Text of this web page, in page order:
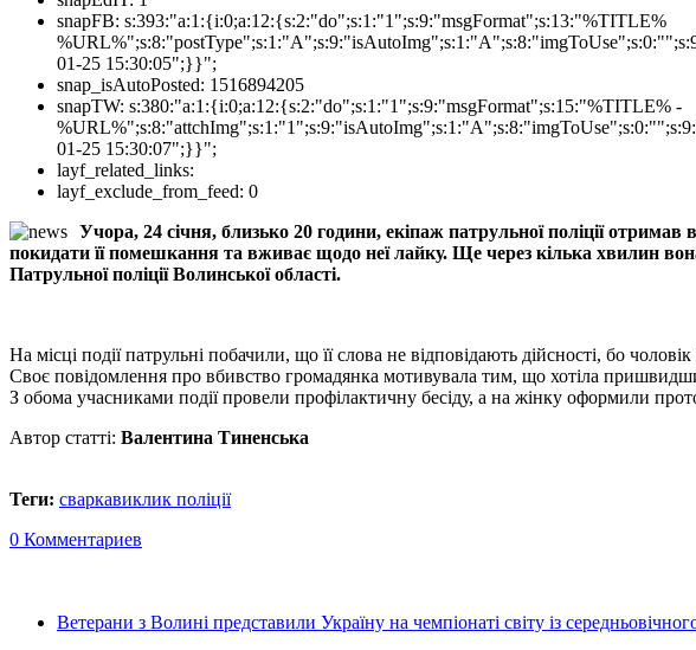
snapFB: s:393:"a:1:{i:0;a:12:{s:2:"do";s:1:"1";s:9:"msgFormat";s:13:"%TITLE%
01-25 15:30:05";}}";
snap_isAutoPosted: 1516894205
snapTW: s:380:"a:1:{i:0;a:12:{s:2:"do";s:1:"1";s:9:"msgFormat";s:15:"%TITLE% -
01-25 15:30:07";}}";
layf_related_links:
layf_exclude_from_feed: 0
Учора, 24 січня, близько 20 години, екіпаж патрульної поліції
покидати її помешкання та вживає щодо неї лайку. Ще через кілька хвилин
Патрульної поліції Волинської області.
На місці події патрульні побачили, що її слова не відповідають дійсності, бо
Своє повідомлення про вбивство громадянка мотивувала тим, що хотіла
З обома учасниками події провели профілактичну бесіду, а на жінку оформили
Автор статті: Валентина Тиненська
Теги: сваркавиклик поліції
0 Комментариев
Ветерани з Волині представили Україну на чемпіонаті світу із